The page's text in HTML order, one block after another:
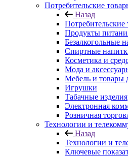
Потребительские
Назад
Потребительские
Продукты
Безалкогольные
Спиртные
Косметика и
Мода и
Мебель и товары
Игрушки
Табачные изделия
Электронная
Розничная
Технологии и
Назад
Технологии и
Ключевые